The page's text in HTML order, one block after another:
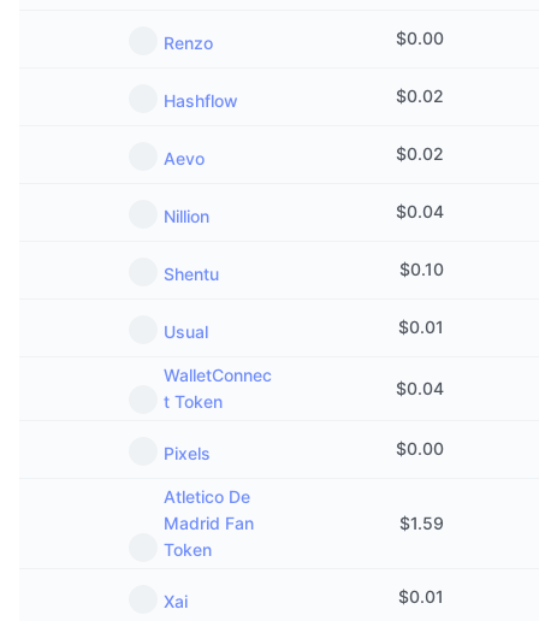
Technologie
ICO kalender
Renzo $0.00
Hashflow $0.02
Aevo $0.02
Nillion $0.04
Shentu $0.10
Usual $0.01
WalletConnec
t Token
$0.04
Pixels $0.00
Atletico De
Madrid Fan
Token
$1.59
Xai $0.01